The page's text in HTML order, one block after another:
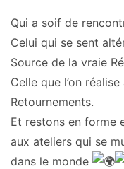
Qui a soif de
Celui qui se sent
Source de la vraie
Celle que l’on
Retournements.
Et restons en forme
aux ateliers qui se
dans le monde